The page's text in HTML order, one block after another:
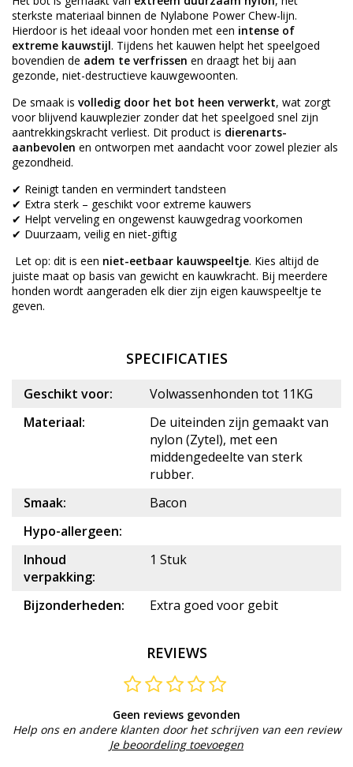
sterkste materiaal binnen de Nylabone Power Chew-lijn.
Hierdoor is het ideaal voor honden met een intense of
extreme kauwstijl. Tijdens het kauwen helpt het speelgoed
bovendien de adem te verfrissen en draagt het bij aan
gezonde, niet-destructieve kauwgewoonten.
De smaak is volledig door het bot heen verwerkt, wat zorgt
voor blijvend kauwplezier zonder dat het speelgoed snel zijn
aantrekkingskracht verliest. Dit product is dierenarts-
aanbevolen en ontworpen met aandacht voor zowel plezier als
gezondheid.
✔ Reinigt tanden en vermindert tandsteen
✔ Extra sterk – geschikt voor extreme kauwers
✔ Helpt verveling en ongewenst kauwgedrag voorkomen
✔ Duurzaam, veilig en niet-giftig
Let op: dit is een niet-eetbaar kauwspeeltje. Kies altijd de
juiste maat op basis van gewicht en kauwkracht. Bij meerdere
honden wordt aangeraden elk dier zijn eigen kauwspeeltje te
geven.
SPECIFICATIES
Geschikt voor:
Volwassenhonden tot 11KG
Materiaal:
De uiteinden zijn gemaakt van
nylon (Zytel), met een
middengedeelte van sterk
rubber.
Smaak:
Bacon
Hypo-allergeen:
Inhoud
verpakking:
1 Stuk
Bijzonderheden: Extra goed voor gebit
REVIEWS
Geen reviews gevonden
Help ons en andere klanten door het schrijven van een review
Je beoordeling toevoegen